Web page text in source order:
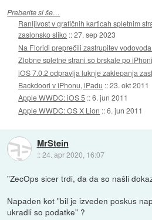
Preberite si še…
Ranljivost v grafičnih karticah spletnim
zaslonsko sliko ::27. sep 2023
Na Floridi preprečili zastrupitev
Zlobne spletne strani so brskale po
iOS 7.0.2 odpravlja luknje zaklepanja
Backdoori v iPhonu, iPadu ::23. okt 2011
Apple WWDC: iOS 5 ::6. jun 2011
Apple WWDC: OS X Lion ::6. jun 2011
MrStein
::24. apr 2020, 16:07
"ZecOps sicer trdi, da da so našli
Napaden kot "bil je izveden poskus
ukradli so podatke" ?